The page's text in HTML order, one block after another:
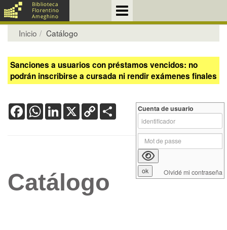
Inicio Catálogo
Sanciones a usuarios con préstamos vencidos: no
podrán inscribirse a cursada ni rendir exámenes finales
FacebookWhatsApp
LinkedIn
X Copy
Link
Catálogo
Cuenta de usuario
Olvidé mi contraseña